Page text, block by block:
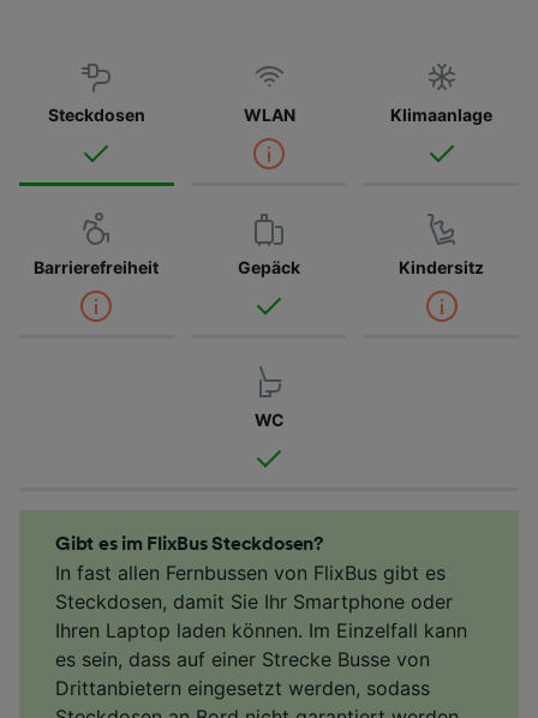
Steckdosen WLAN Klimaanlage
Barrierefreiheit Gepäck Kindersitz
WC
Gibt es im FlixBus Steckdosen?
In fast allen Fernbussen von FlixBus gibt es
Steckdosen, damit Sie Ihr Smartphone oder
Ihren Laptop laden können. Im Einzelfall kann
es sein, dass auf einer Strecke Busse von
Drittanbietern eingesetzt werden, sodass